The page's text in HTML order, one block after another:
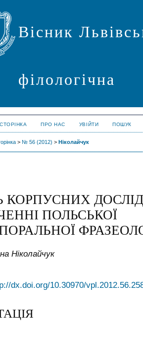
Вісник
філологічна
ПРО НАС УВІЙТИ ПОШУК
> № 56 (2012) > Ніколайчук
КОРПУСНИХ
ПОЛЬСЬКОЇ
Ніколайчук
dx.doi.org/10.30970/